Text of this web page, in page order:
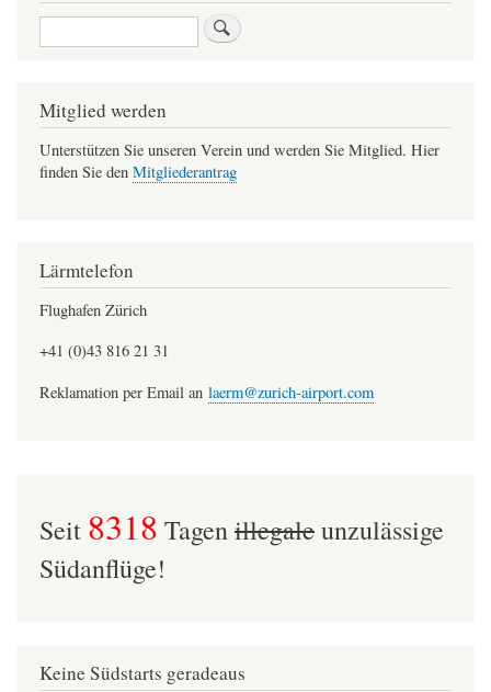
Suche
Mitglied werden
Unterstützen Sie unseren Verein und werden Sie Mitglied. Hier
finden Sie den Mitgliederantrag
Lärmtelefon
Flughafen Zürich
+41 (0)43 816 21 31
Reklamation per Email an laerm@zurich-airport.com
Seit 8318 Tagenillegaleunzulässige
Südanflüge!
Keine Südstarts geradeaus